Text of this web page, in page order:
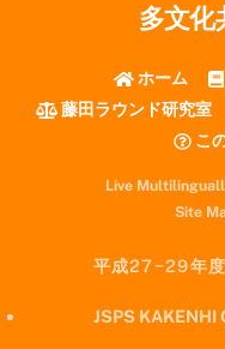
多文化
ホーム
藤田ラウンド研究室
こ
Live
Site
平成27−29年
JSPS